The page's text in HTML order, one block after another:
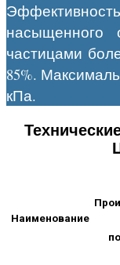
насыщенного
частицами
85%.
кПа.
Наименование